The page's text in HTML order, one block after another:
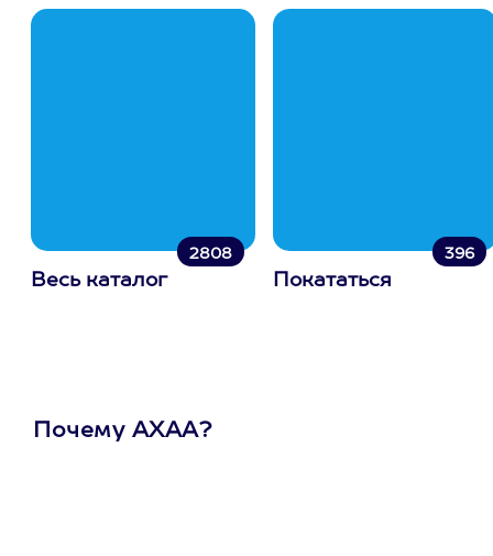
2808
Весь каталог
396
Покататься
Почему АХАА?